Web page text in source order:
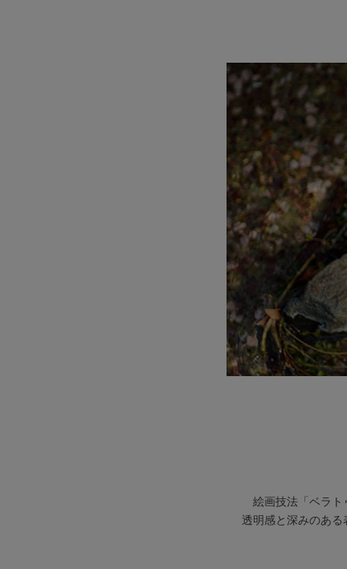
絵画技法「ベラト
透明感と深みのある